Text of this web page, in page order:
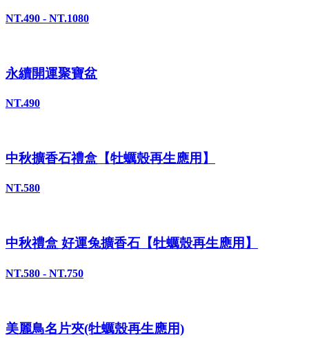
NT.490 - NT.1080
永續開運聚寶盆
NT.490
中秋擴香石禮盒【牡蠣殼再生應用】
NT.580
中秋禮盒 好運兔擴香石【牡蠣殼再生應用】
NT.580 - NT.750
美麗鳥名片夾(牡蠣殼再生應用)